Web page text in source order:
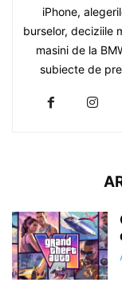
iPhone,
burselor, deciziile
masini de la
subiecte de